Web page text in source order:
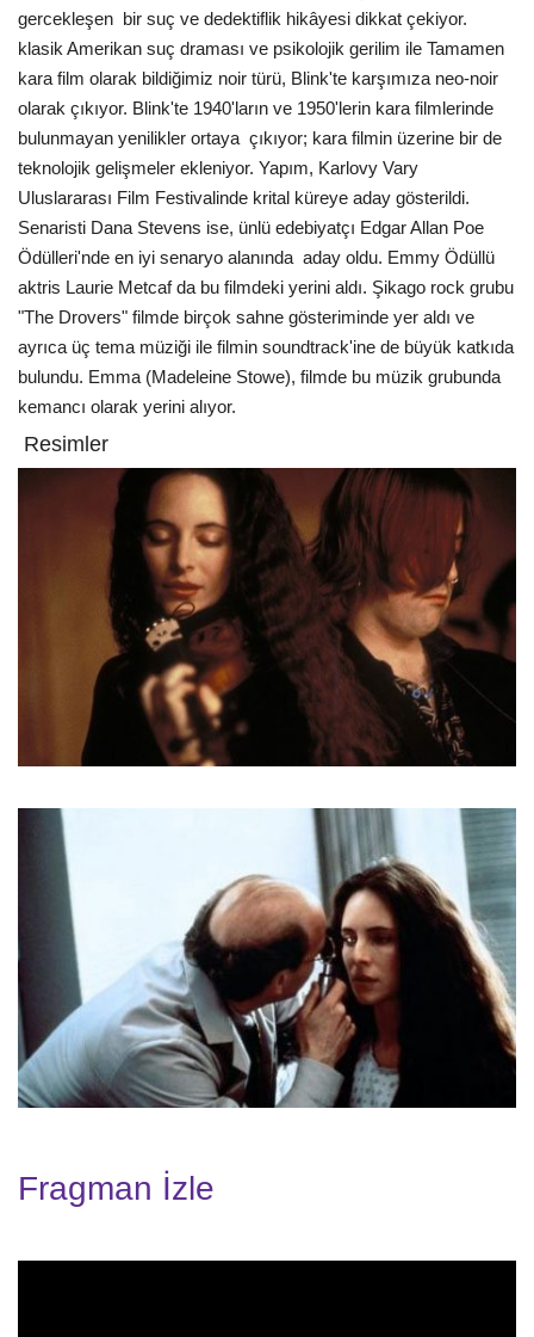
gercekleşen bir suç ve dedektiflik hikâyesi dikkat çekiyor.
klasik Amerikan suç draması ve psikolojik gerilim ile Tamamen
kara film olarak bildiğimiz noir türü, Blink'te karşımıza neo-noir
olarak çıkıyor. Blink'te 1940'ların ve 1950'lerin kara filmlerinde
bulunmayan yenilikler ortaya çıkıyor; kara filmin üzerine bir de
teknolojik gelişmeler ekleniyor. Yapım, Karlovy Vary
Uluslararası Film Festivalinde krital küreye aday gösterildi.
Senaristi Dana Stevens ise, ünlü edebiyatçı Edgar Allan Poe
Ödülleri'nde en iyi senaryo alanında aday oldu. Emmy Ödüllü
aktris Laurie Metcaf da bu filmdeki yerini aldı. Şikago rock grubu
"The Drovers" filmde birçok sahne gösteriminde yer aldı ve
ayrıca üç tema müziği ile filmin soundtrack'ine de büyük katkıda
bulundu. Emma (Madeleine Stowe), filmde bu müzik grubunda
kemancı olarak yerini alıyor.
Resimler
Fragman İzle